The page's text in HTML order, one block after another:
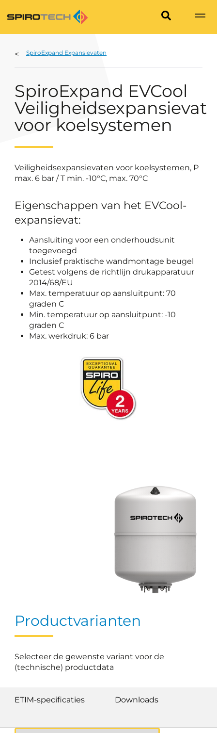
SpiroExpand Expansievaten
SpiroExpand EVCool
Veiligheidsexpansievat
voor koelsystemen
Veiligheidsexpansievaten voor koelsystemen, P
max. 6 bar / T min. -10°C, max. 70°C
Eigenschappen van het EVCool-
expansievat:
Aansluiting voor een onderhoudsunit
toegevoegd
Inclusief praktische wandmontage beugel
Getest volgens de richtlijn drukapparatuur
2014/68/EU
Max. temperatuur op aansluitpunt: 70
graden C
Min. temperatuur op aansluitpunt: -10
graden C
Max. werkdruk: 6 bar
Productvarianten
Selecteer de gewenste variant voor de
(technische) productdata
ETIM-specificaties Downloads